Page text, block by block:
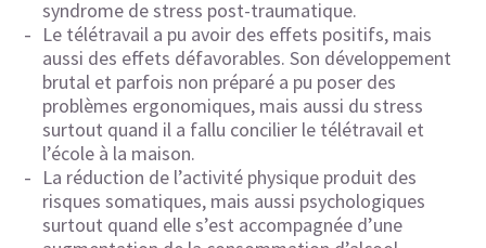
syndrome de stress post-traumatique.
Le télétravail a pu avoir des effets positifs, mais
aussi des effets défavorables. Son développement
brutal et parfois non préparé a pu poser des
problèmes ergonomiques, mais aussi du stress
surtout quand il a fallu concilier le télétravail et
l’école à la maison.
La réduction de l’activité physique produit des
risques somatiques, mais aussi psychologiques
surtout quand elle s’est accompagnée d’une